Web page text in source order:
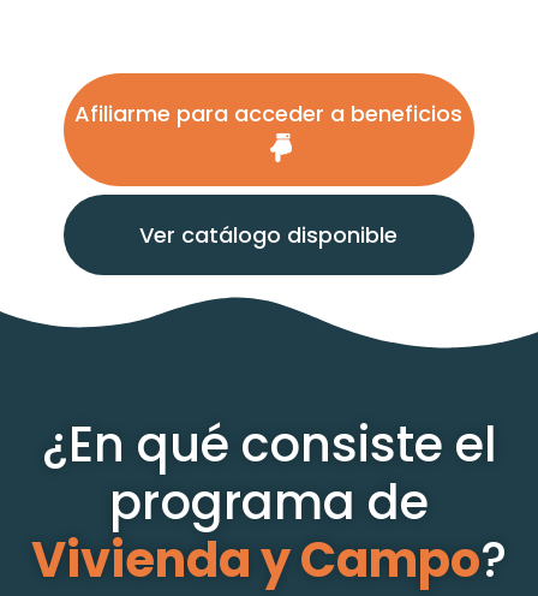
Afiliarme para acceder a beneficios
Ver catálogo disponible
¿En qué consiste el
programa de
Vivienda y Campo?